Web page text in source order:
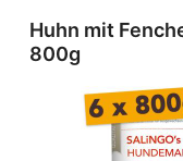
Huhn mit Fenchel
800g